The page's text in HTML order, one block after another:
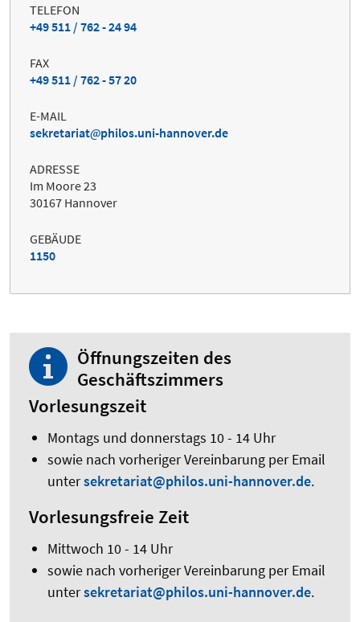
TELEFON
+49 511 / 762 - 24 94
FAX
+49 511 / 762 - 57 20
E-MAIL
sekretariat
philos.uni-hannover.de
ADRESSE
Im Moore 23
30167 Hannover
GEBÄUDE
1150
Öffnungszeiten des
Geschäftszimmers
Vorlesungszeit
Montags und donnerstags 10 - 14 Uhr
sowie nach vorheriger Vereinbarung per Email
untersekretariat@philos.uni-hannover.de.
Vorlesungsfreie Zeit
Mittwoch 10 - 14 Uhr
sowie nach vorheriger Vereinbarung per Email
untersekretariat@philos.uni-hannover.de.